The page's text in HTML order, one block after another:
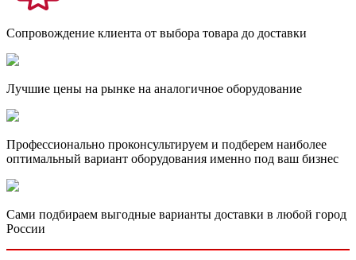
Сопровождение клиента от выбора товара до доставки
Лучшие цены на рынке на аналогичное оборудование
Профессионально проконсультируем и подберем наиболее
оптимальный вариант оборудования именно под ваш бизнес
Сами подбираем выгодные варианты доставки в любой город
России